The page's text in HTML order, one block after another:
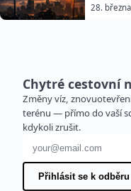
28.
Chytré cestovní
Změny víz,
terénu — přímo do vaší
kdykoli zrušit.
E-mailová adresa
Přihlásit se k odběru